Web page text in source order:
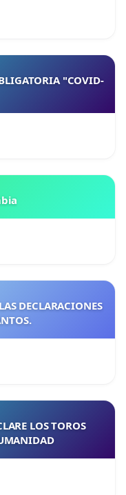
"COVID-
DECLARACIONES
LOS TOROS